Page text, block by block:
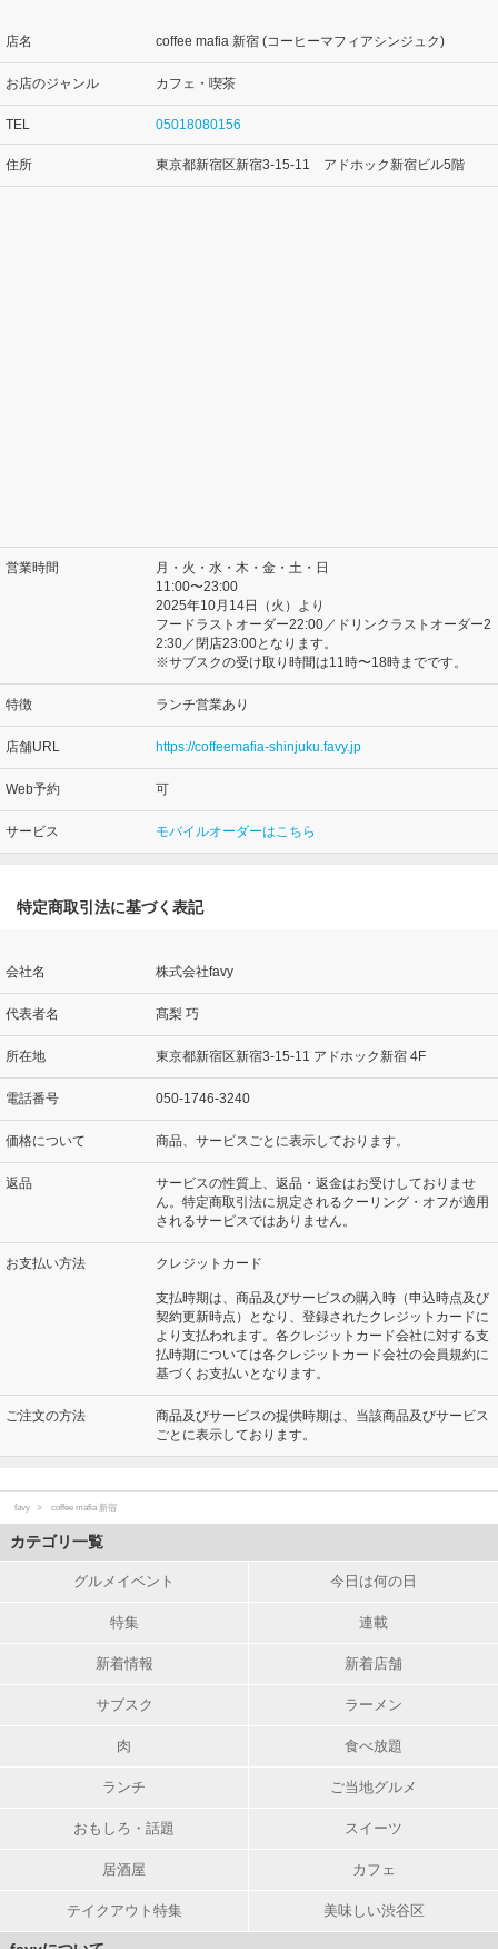
店名 coffee mafia 新宿 (コーヒーマフィアシンジュク)
お店のジャンル カフェ・喫茶
TEL 05018080156
住所 東京都新宿区新宿3-15-11 アドホック新宿ビル5階
営業時間
月・火・水・木・金・土・日
11:00〜23:00
2025年10月14日（火）より
フードラストオーダー22:00／ドリンクラストオーダー2
2:30／閉店23:00となります。
※サブスクの受け取り時間は11時〜18時までです。
特徴 ランチ営業あり
店舗URL https://coffeemafia-shinjuku.favy.jp
Web予約 可
サービス モバイルオーダーはこちら
特定商取引法に基づく表記
会社名 株式会社favy
代表者名 髙梨 巧
所在地 東京都新宿区新宿3-15-11 アドホック新宿 4F
電話番号 050-1746-3240
価格について 商品、サービスごとに表示しております。
返品
サービスの性質上、返品・返金はお受けしておりませ
ん。特定商取引法に規定されるクーリング・オフが適用
されるサービスではありません。
お支払い方法 クレジットカード
支払時期は、商品及びサービスの購入時（申込時点及び
契約更新時点）となり、登録されたクレジットカードに
より支払われます。各クレジットカード会社に対する支
払時期については各クレジットカード会社の会員規約に
基づくお支払いとなります。
ご注文の方法
商品及びサービスの提供時期は、当該商品及びサービス
ごとに表示しております。
favy coffee mafia 新宿
カテゴリ一覧
グルメイベント 今日は何の日
特集 連載
新着情報 新着店舗
サブスク ラーメン
肉 食べ放題
ランチ ご当地グルメ
おもしろ・話題 スイーツ
居酒屋 カフェ
テイクアウト特集 美味しい渋谷区